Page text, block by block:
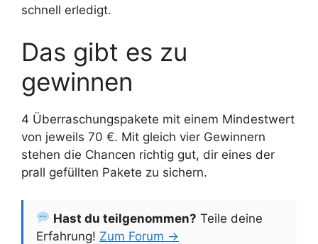
schnell erledigt.
Das gibt es zu
gewinnen
4 Überraschungspakete mit einem Mindestwert
von jeweils 70 €. Mit gleich vier Gewinnern
stehen die Chancen richtig gut, dir eines der
prall gefüllten Pakete zu sichern.
Hast du teilgenommen? Teile deine
Erfahrung! Zum Forum →